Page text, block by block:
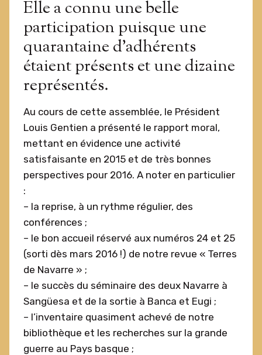
Elle a connu une belle
participation puisque une
quarantaine d’adhérents
étaient présents et une dizaine
représentés.
Au cours de cette assemblée, le Président
Louis Gentien a présenté le rapport moral,
mettant en évidence une activité
satisfaisante en 2015 et de très bonnes
perspectives pour 2016. A noter en particulier
:
– la reprise, à un rythme régulier, des
conférences ;
– le bon accueil réservé aux numéros 24 et 25
(sorti dès mars 2016 !) de notre revue « Terres
de Navarre » ;
– le succès du séminaire des deux Navarre à
Sangüesa et de la sortie à Banca et Eugi ;
– l’inventaire quasiment achevé de notre
bibliothèque et les recherches sur la grande
guerre au Pays basque ;